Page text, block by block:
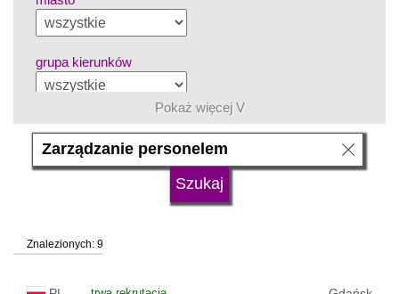
grupa kierunków
język
status uczelni
Pokaż więcej V
Znalezionych: 9